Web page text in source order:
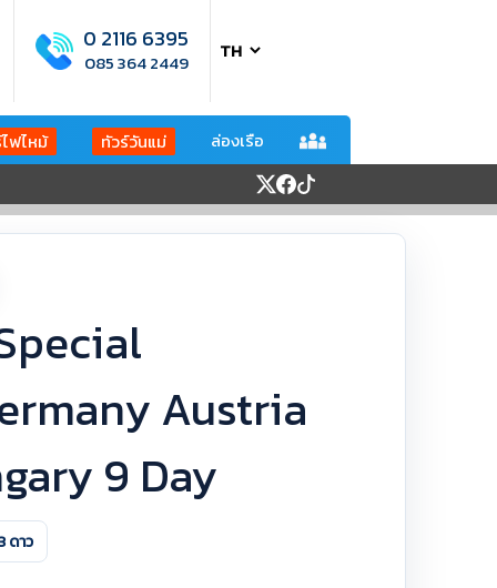
0 2116 6395
085 364 2449
ฟไหม้ ทัวร์วันแม่ ล่องเรือ
Austria
9 Day
ดาว